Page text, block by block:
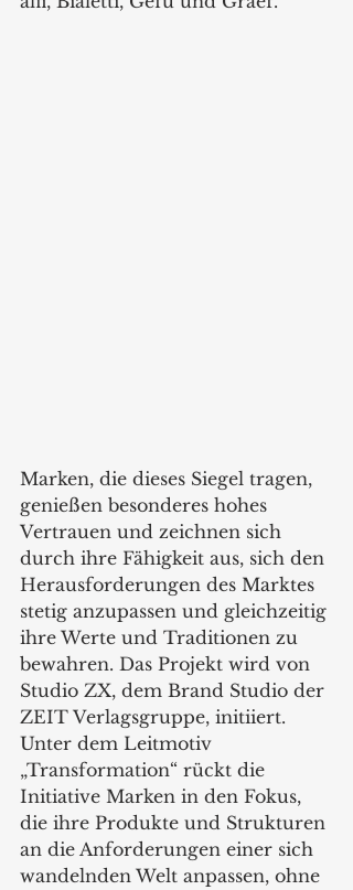
Marken, die dieses Siegel tragen,
genießen besonderes hohes
Vertrauen und zeichnen sich
durch ihre Fähigkeit aus, sich den
Herausforderungen des Marktes
stetig anzupassen und gleichzeitig
ihre Werte und Traditionen zu
bewahren. Das Projekt wird von
Studio ZX, dem Brand Studio der
ZEIT Verlagsgruppe, initiiert.
Unter dem Leitmotiv
„Transformation“ rückt die
Initiative Marken in den Fokus,
die ihre Produkte und Strukturen
an die Anforderungen einer sich
wandelnden Welt anpassen, ohne